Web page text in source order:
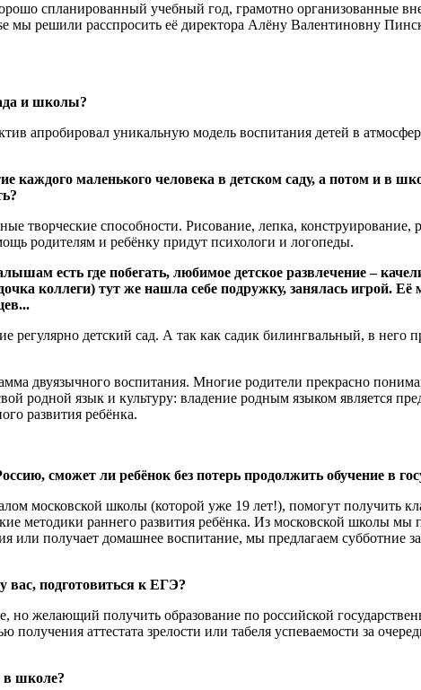
спланированный учебный год, грамотно организованные
решили расспросить её директора Алёну Валентиновну
и школы?
апробировал уникальную модель воспитания детей в
каждого маленького человека в детском саду, а потом и в
творческие способности. Рисование, лепка, конструирование,
родителям и ребёнку придут психологи и логопеды.
есть где побегать, любимое детское развлечение –
коллеги) тут же нашла себе подружку, занялась игрой.
детский сад. А так как садик билингвальный, в него
двуязычного воспитания. Многие родители прекрасно
родной язык и культуру: владение родным языком является
развития ребёнка.
сможет ли ребёнок без потерь продолжить обучение в
школы (которой уже 19 лет!), помогут получить
методики раннего развития ребёнка. Из московской школы мы
получает домашнее воспитание, мы предлагаем субботние
вас, подготовиться к ЕГЭ?
желающий получить образование по российской
аттестата зрелости или табеля успеваемости за
в школе?